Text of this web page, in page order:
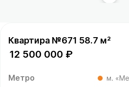
Квартира №671 58.7 м²
12 500 000 ₽
Метро м.